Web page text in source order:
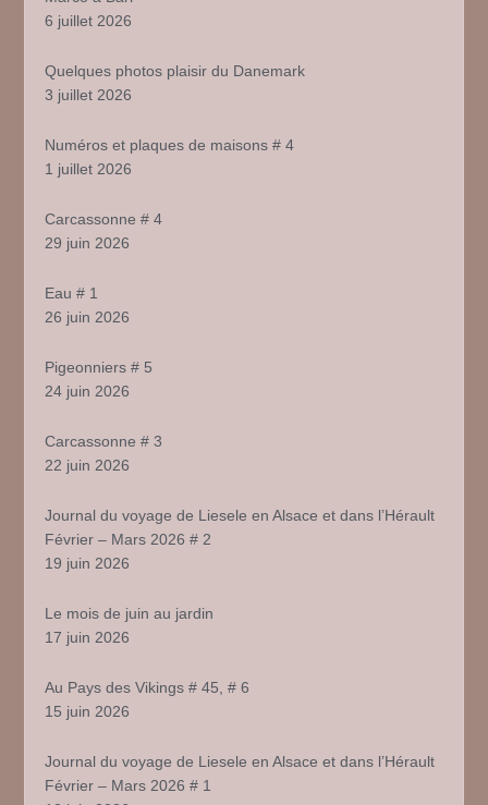
6 juillet 2026
Quelques photos plaisir du Danemark
3 juillet 2026
Numéros et plaques de maisons # 4
1 juillet 2026
Carcassonne # 4
29 juin 2026
Eau # 1
26 juin 2026
Pigeonniers # 5
24 juin 2026
Carcassonne # 3
22 juin 2026
Journal du voyage de Liesele en Alsace et dans l’Hérault
Février – Mars 2026 # 2
19 juin 2026
Le mois de juin au jardin
17 juin 2026
Au Pays des Vikings # 45, # 6
15 juin 2026
Journal du voyage de Liesele en Alsace et dans l’Hérault
Février – Mars 2026 # 1